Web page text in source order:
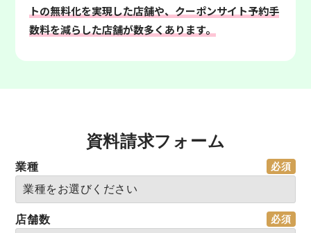
トの無料化を実現した店舗や、クーポンサイト予約手
数料を減らした店舗が数多くあります。
資料請求フォーム
業種
店舗数